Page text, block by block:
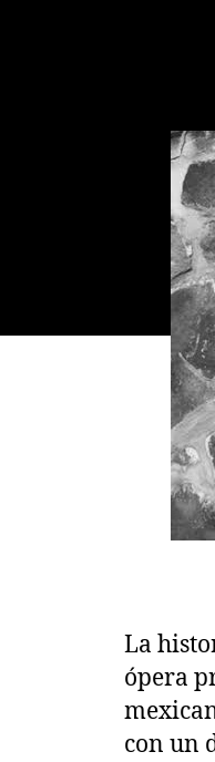
La
ópera
con un